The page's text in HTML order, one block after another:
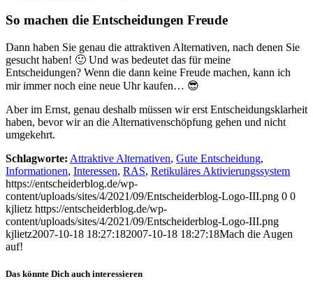
So machen die Entscheidungen Freude
Dann haben Sie genau die attraktiven Alternativen, nach denen Sie
gesucht haben! 🙂 Und was bedeutet das für meine
Entscheidungen? Wenn die dann keine Freude machen, kann ich
mir immer noch eine neue Uhr kaufen… 😎
Aber im Ernst, genau deshalb müssen wir erst Entscheidungsklarheit
haben, bevor wir an die Alternativenschöpfung gehen und nicht
umgekehrt.
Schlagworte: Attraktive Alternativen, Gute Entscheidung,
Informationen, Interessen, RAS, Retikuläres Aktivierungssystem
https://entscheiderblog.de/wp-
content/uploads/sites/4/2021/09/Entscheiderblog-Logo-III.png 0 0
kjlietz https://entscheiderblog.de/wp-
content/uploads/sites/4/2021/09/Entscheiderblog-Logo-III.png
kjlietz2007-10-18 18:27:182007-10-18 18:27:18Mach die Augen
auf!
Das könnte Dich auch interessieren